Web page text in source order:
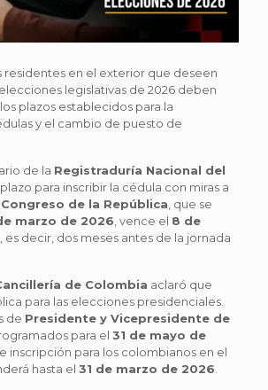
residentes en el exterior que deseen
legislativas de 2026 deben
plazos establecidos para la
y el cambio de puesto de
de la Registraduría Nacional del
plazo para inscribir la cédula con miras a
Congreso de la República , que se
marzo de 2026 , vence el 8 de
, es decir, dos meses antes de la jornada
de Colombia aclaró que
para las elecciones presidenciales.
de Presidente y Vicepresidente de
para el 31 de mayo de
inscripción para los colombianos en el
hasta el 31 de marzo de 2026